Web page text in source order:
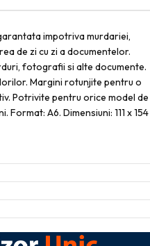
impotriva murdariei,
de zi cu zi a documentelor.
fotografii si alte documente.
Margini rotunjite pentru o
Potrivite pentru orice model de
A6. Dimensiuni: 111 x 154